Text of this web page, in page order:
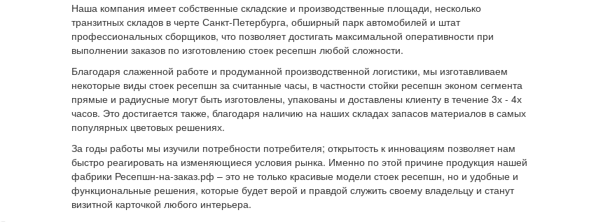
Наша компания имеет собственные складские и производственные площади, несколько
транзитных складов в черте Санкт-Петербурга, обширный парк автомобилей и штат
профессиональных сборщиков, что позволяет достигать максимальной оперативности при
выполнении заказов по изготовлению стоек ресепшн любой сложности.
Благодаря слаженной работе и продуманной производственной логистики, мы изготавливаем
некоторые виды стоек ресепшн за считанные часы, в частности стойки ресепшн эконом сегмента
прямые и радиусные могут быть изготовлены, упакованы и доставлены клиенту в течение 3х - 4х
часов. Это достигается также, благодаря наличию на наших складах запасов материалов в самых
популярных цветовых решениях.
За годы работы мы изучили потребности потребителя; открытость к инновациям позволяет нам
быстро реагировать на изменяющиеся условия рынка. Именно по этой причине продукция нашей
фабрики Ресепшн-на-заказ.рф – это не только красивые модели стоек ресепшн, но и удобные и
функциональные решения, которые будет верой и правдой служить своему владельцу и станут
визитной карточкой любого интерьера.